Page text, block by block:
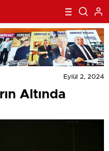
Eylül 2, 2024
Altında